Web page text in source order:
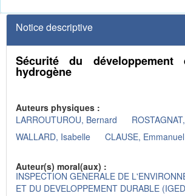
Notice descriptive
Sécurité du
hydrogène
Auteurs physiques :
LARROUTUROU, Bernard
WALLARD, Isabelle
CLAUSE, Emmanuel
Auteur(s) moral(aux) :
INSPECTION GENERALE DE
ET DU DEVELOPPEMENT DURABLE